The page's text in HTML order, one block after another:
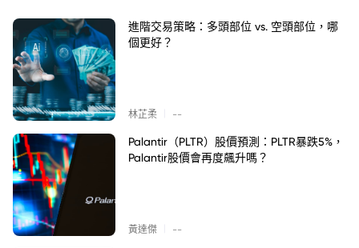
進階交易策略：多頭部位 vs. 空頭部位，哪
個更好？
林芷柔 --
Palantir（PLTR）股價預測：PLTR暴跌5%，
Palantir股價會再度飆升嗎？
黃達傑 --